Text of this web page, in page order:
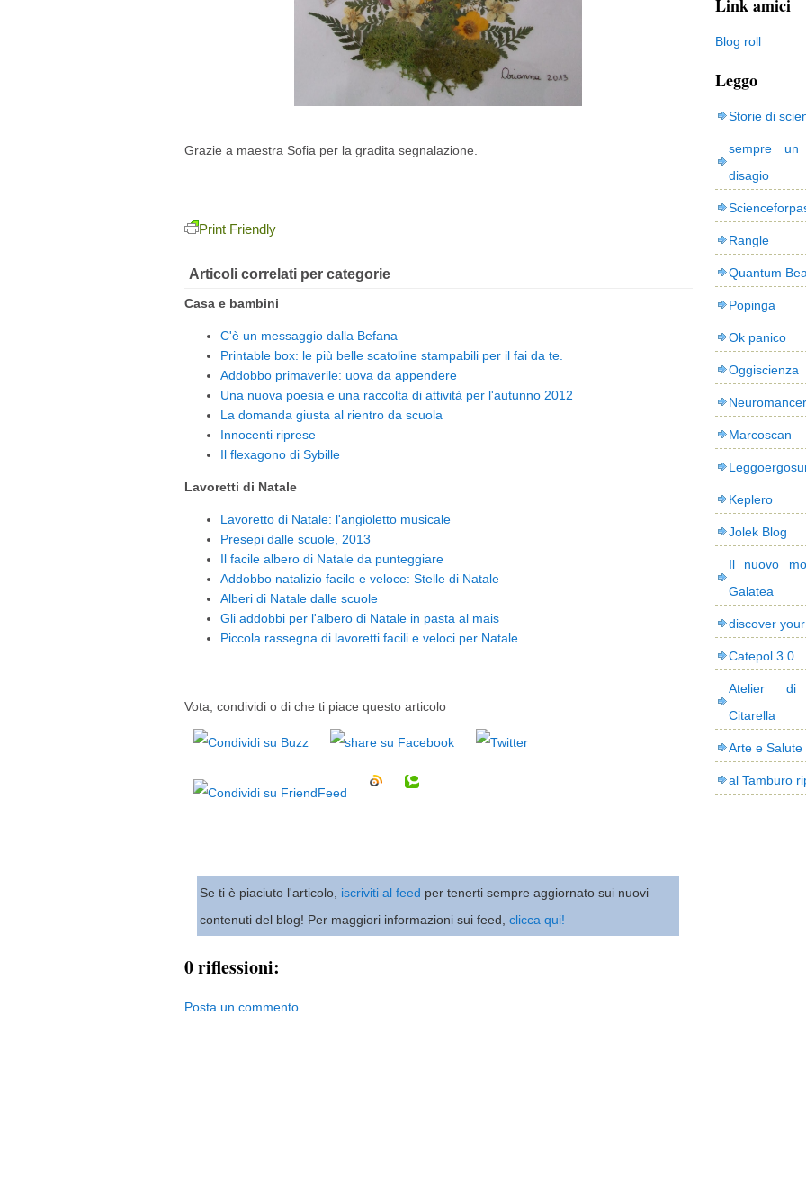
Grazie a maestra Sofia per la gradita segnalazione.
Print Friendly
Articoli correlati per categorie
Casa e bambini
C'è un messaggio dalla Befana
Printable box: le più belle scatoline stampabili per il fai da te.
Addobbo primaverile: uova da appendere
Una nuova poesia e una raccolta di attività per l'autunno 2012
La domanda giusta al rientro da scuola
Innocenti riprese
Il flexagono di Sybille
Lavoretti di Natale
Lavoretto di Natale: l'angioletto musicale
Presepi dalle scuole, 2013
Il facile albero di Natale da punteggiare
Addobbo natalizio facile e veloce: Stelle di Natale
Alberi di Natale dalle scuole
Gli addobbi per l'albero di Natale in pasta al mais
Piccola rassegna di lavoretti facili e veloci per Natale
Vota, condividi o di che ti piace questo articolo
Se ti è piaciuto l'articolo, iscriviti al feed per tenerti sempre aggiornato sui nuovi
contenuti del blog! Per maggiori informazioni sui feed, clicca qui!
0 riflessioni:
Posta un commento
Link amici
Blog roll
Leggo
Storie di
sempre
disagio
Rangle
Quantum
Popinga
Ok panico
Oggiscienza
Neuromancer
Marcoscan
Keplero
Jolek Blog
Il nuovo
Galatea
discover
Catepol 3.0
Atelier di
Citarella
Arte e Salute
al Tamburo